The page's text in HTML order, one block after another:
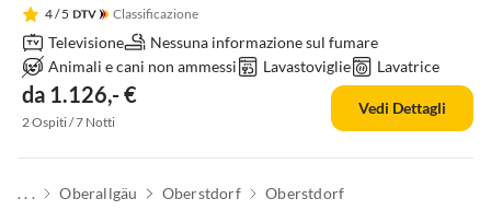
4/ 5 Classificazione
Televisione
Nessuna informazione sul fumare
Animali e cani non ammessi
Lavastoviglie Lavatrice
da 1.126,- €
2 Ospiti / 7 Notti
Vedi Dettagli
. . . Oberallgäu Oberstdorf Oberstdorf